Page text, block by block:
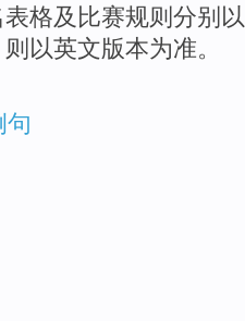
表格及 比赛规则分别 以
则以英文版本为准。
句